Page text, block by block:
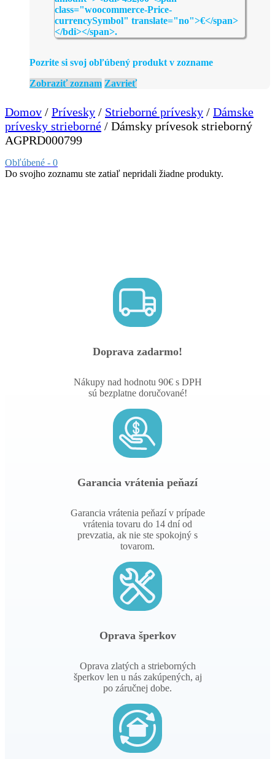
Pozrite si svoj obľúbený produkt v zozname
Zobraziť zoznam Zavrieť
Domov / Prívesky / Strieborné prívesky / Dámske
prívesky strieborné / Dámsky prívesok strieborný
AGPRD000799
Obľúbené - 0
Do svojho zoznamu ste zatiaľ nepridali žiadne produkty.
Doprava zadarmo!
Nákupy nad hodnotu 90€ s DPH
sú bezplatne doručované!
Garancia vrátenia peňazí
Garancia vrátenia peňazí v prípade
vrátenia tovaru do 14 dní od
prevzatia, ak nie ste spokojný s
tovarom.
Oprava šperkov
Oprava zlatých a strieborných
šperkov len u nás zakúpených, aj
po záručnej dobe.